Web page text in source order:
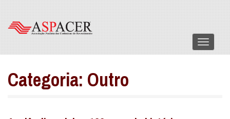
Menu
Categoria: Outro